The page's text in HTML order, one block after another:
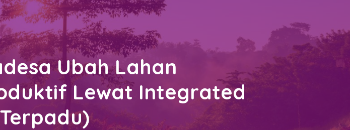
Ubah Lahan
Lewat Integrated